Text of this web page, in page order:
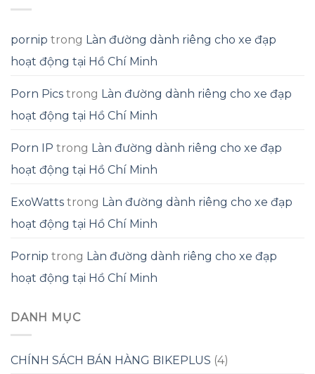
pornip trong Làn đường dành riêng cho xe đạp
hoạt động tại Hồ Chí Minh
Porn Pics trong Làn đường dành riêng cho xe đạp
hoạt động tại Hồ Chí Minh
Porn IP trong Làn đường dành riêng cho xe đạp
hoạt động tại Hồ Chí Minh
ExoWatts trong Làn đường dành riêng cho xe đạp
hoạt động tại Hồ Chí Minh
Pornip trong Làn đường dành riêng cho xe đạp
hoạt động tại Hồ Chí Minh
DANH MỤC
CHÍNH SÁCH BÁN HÀNG BIKEPLUS (4)